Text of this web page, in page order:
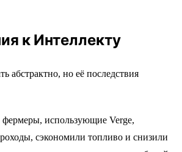
к Интеллекту
абстрактно, но её последствия
использующие Verge,
сэкономили топливо и снизили